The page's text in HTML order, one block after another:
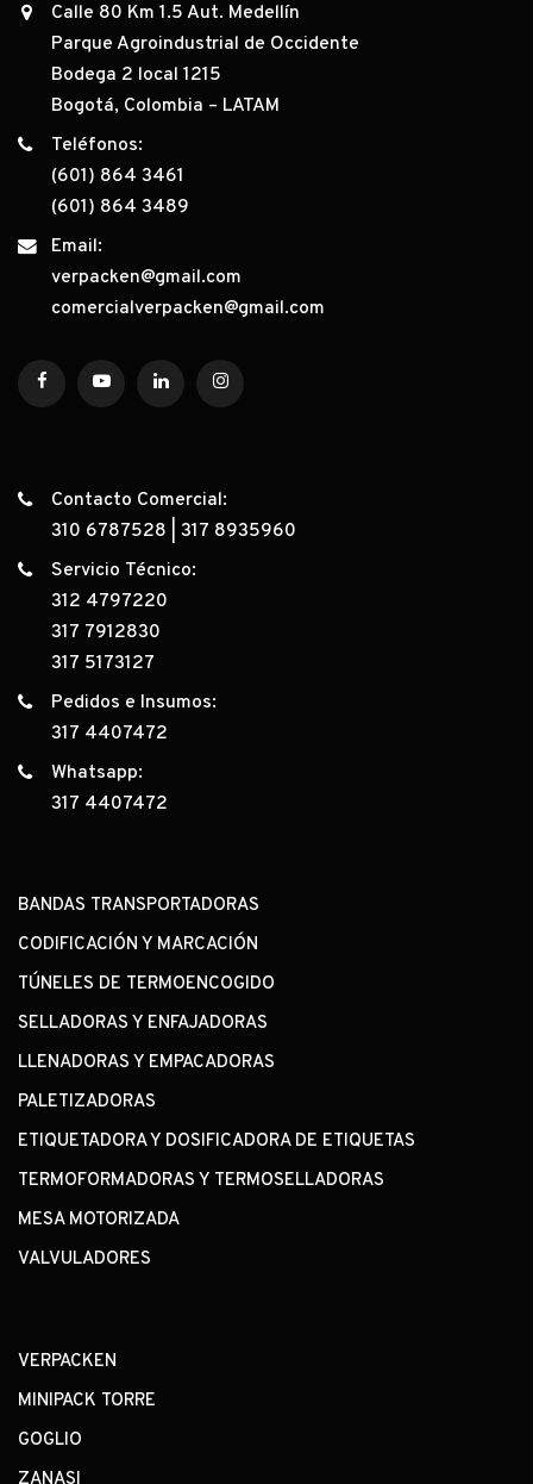
Calle 80 Km 1.5 Aut. Medellín
Parque Agroindustrial de Occidente
Bodega 2 local 1215
Bogotá, Colombia – LATAM
Teléfonos:
(601) 864 3461
(601) 864 3489
Email:
verpacken@gmail.com
comercialverpacken@gmail.com
Contacto Comercial:
310 6787528
317 8935960
Servicio Técnico:
312 4797220
317 7912830
317 5173127
Pedidos e Insumos:
317 4407472
Whatsapp:
317 4407472
BANDAS TRANSPORTADORAS
CODIFICACIÓN Y MARCACIÓN
TÚNELES DE TERMOENCOGIDO
SELLADORAS Y ENFAJADORAS
LLENADORAS Y EMPACADORAS
PALETIZADORAS
ETIQUETADORA Y DOSIFICADORA DE ETIQUETAS
TERMOFORMADORAS Y TERMOSELLADORAS
MESA MOTORIZADA
VALVULADORES
VERPACKEN
MINIPACK TORRE
GOGLIO